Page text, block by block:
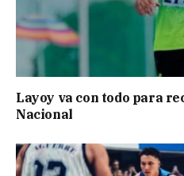
Layoy va con todo para
Nacional